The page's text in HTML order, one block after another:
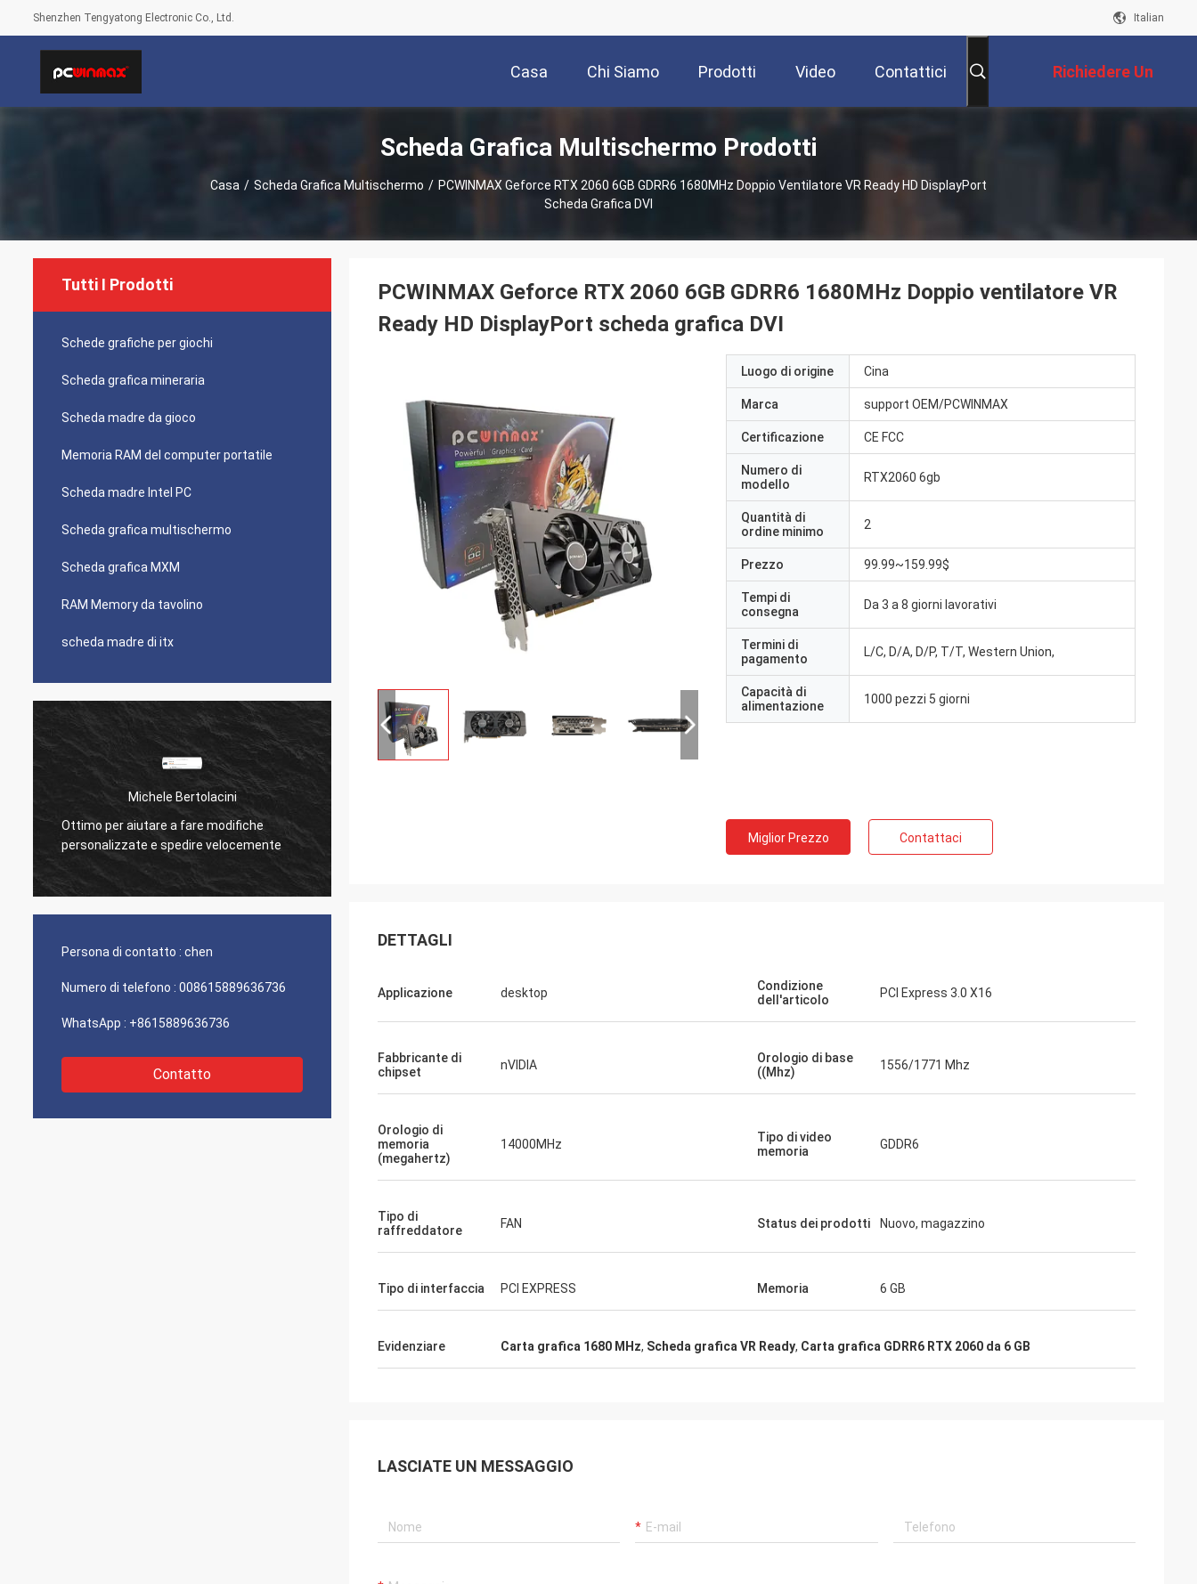
Shenzhen Tengyatong Electronic Co., Ltd. Italian
Casa Chi Siamo Prodotti Video Contattici Richiedere Un
Preventivo
Scheda Grafica Multischermo Prodotti
Casa / Scheda Grafica Multischermo / PCWINMAX Geforce RTX 2060 6GB GDRR6 1680MHz Doppio Ventilatore VR Ready HD DisplayPort
Scheda Grafica DVI
Tutti I Prodotti
Schede grafiche per giochi
Scheda grafica mineraria
Scheda madre da gioco
Memoria RAM del computer portatile
Scheda madre Intel PC
Scheda grafica multischermo
Scheda grafica MXM
RAM Memory da tavolino
scheda madre di itx
Michele Bertolacini
Ottimo per aiutare a fare modifiche
personalizzate e spedire velocemente
Persona di contatto : chen
Numero di telefono : 008615889636736
WhatsApp : +8615889636736
Contatto
PCWINMAX Geforce RTX 2060 6GB GDRR6 1680MHz Doppio ventilatore VR
Ready HD DisplayPort scheda grafica DVI
Luogo di origine Cina
Marca support OEM/PCWINMAX
Certificazione CE FCC
Numero di
modello
RTX2060 6gb
Quantità di
ordine minimo
2
Prezzo 99.99~159.99$
Tempi di
consegna
Da 3 a 8 giorni lavorativi
Termini di
pagamento
L/C, D/A, D/P, T/T, Western Union,
Capacità di
alimentazione
1000 pezzi 5 giorni
Miglior Prezzo Contattaci
DETTAGLI
Applicazione desktop
Condizione
dell'articolo
PCI Express 3.0 X16
Fabbricante di
chipset
nVIDIA
Orologio di base
((Mhz)
1556/1771 Mhz
Orologio di
memoria
(megahertz)
14000MHz
Tipo di video
memoria
GDDR6
Tipo di
raffreddatore
FAN Status dei prodotti Nuovo, magazzino
Tipo di interfaccia PCI EXPRESS Memoria 6 GB
Evidenziare Carta grafica 1680 MHz, Scheda grafica VR Ready, Carta grafica GDRR6 RTX 2060 da 6 GB
LASCIATE UN MESSAGGIO